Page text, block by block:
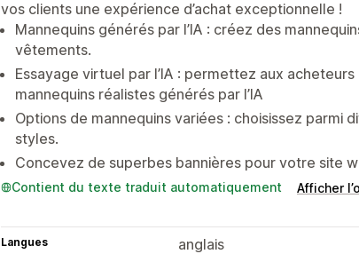
vos clients une expérience d’achat exceptionnelle !
Mannequins générés par l’IA : créez des
vêtements.
Essayage virtuel par l’IA : permettez aux
mannequins réalistes générés par l’IA
Options de mannequins variées : choisissez
styles.
Concevez de superbes bannières pour votre site
Contient du texte traduit automatiquement Afficher
Langues
anglais